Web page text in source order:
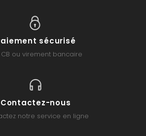
sécurisé
CB ou virement bancaire
Contactez-nous
notre service en ligne